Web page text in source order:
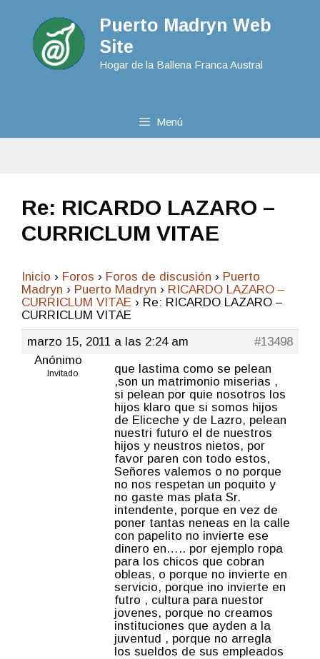
Puerto Madryn Web
Site
Hogar de la Ballena Franca Austral
Menú
Re: RICARDO LAZARO –
CURRICLUM VITAE
Inicio › Foros › Foros de discusión › Puerto
Madryn › Puerto Madryn › RICARDO LAZARO –
CURRICLUM VITAE › Re: RICARDO LAZARO –
CURRICLUM VITAE
marzo 15, 2011 a las 2:24 am
#13498
Anónimo
Invitado
que lastima como se pelean
,son un matrimonio miserias ,
si pelean por quie nosotros los
hijos klaro que si somos hijos
de Eliceche y de Lazro, pelean
nuestri futuro el de nuestros
hijos y neustros nietos, por
favor paren con todo estos,
Señores valemos o no porque
no nos respetan un poquito y
no gaste mas plata Sr.
intendente, porque en vez de
poner tantas neneas en la calle
con papelito no invierte ese
dinero en….. por ejemplo ropa
para los chicos que cobran
obleas, o porque no invierte en
servicio, porque ino invierte en
futro , cultura para nuestor
jovenes, porque no creamos
instituciones que ayden a la
juventud , porque no arregla
los sueldos de sus empleados